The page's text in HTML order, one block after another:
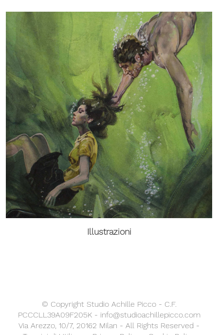
Illustrazioni
© Copyright Studio Achille Picco - C.F.
PCCCLL39A09F205K - info@studioachillepicco.com
Via Arezzo, 10/7, 20162 Milan - All Rights Reserved -